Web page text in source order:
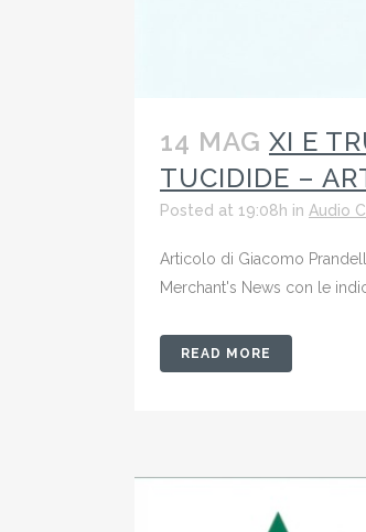
14 MAG XI E
TUCIDIDE –
Posted at 19:08h in Audio
Articolo di Giacomo
Merchant's News con le
READ MORE